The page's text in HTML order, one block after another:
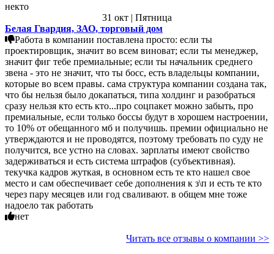
некто
31 окт | Пятница
Белая Гвардия, ЗАО, торговый дом
Работа в компании поставлена просто: если ты
проектировщик, значит во всем виноват; если ты менеджер,
значит фиг тебе премиальные; если ты начальник среднего
звена - это не значит, что ты босс, есть владельцы компании,
которые во всем правы. сама структура компании создана так,
что бы нельзя было докапаться, типа холдинг и разобраться
сразу нельзя кто есть кто...про соцпакет можно забыть, про
премиальные, если только боссы будут в хорошем настроении,
то 10% от обещанного мб и получишь. премии официально не
утверждаются и не проводятся, поэтому требовать по суду не
получится, все устно на словах. зарплаты имеют свойство
задерживаться и есть система штрафов (субъективная).
текучка кадров жуткая, в основном есть те кто нашел свое
место и сам обеспечивает себе дополнения к з\п и есть те кто
через пару месяцев или год сваливают. в общем мне тоже
надоело так работать
нет
Читать все отзывы о компании >>